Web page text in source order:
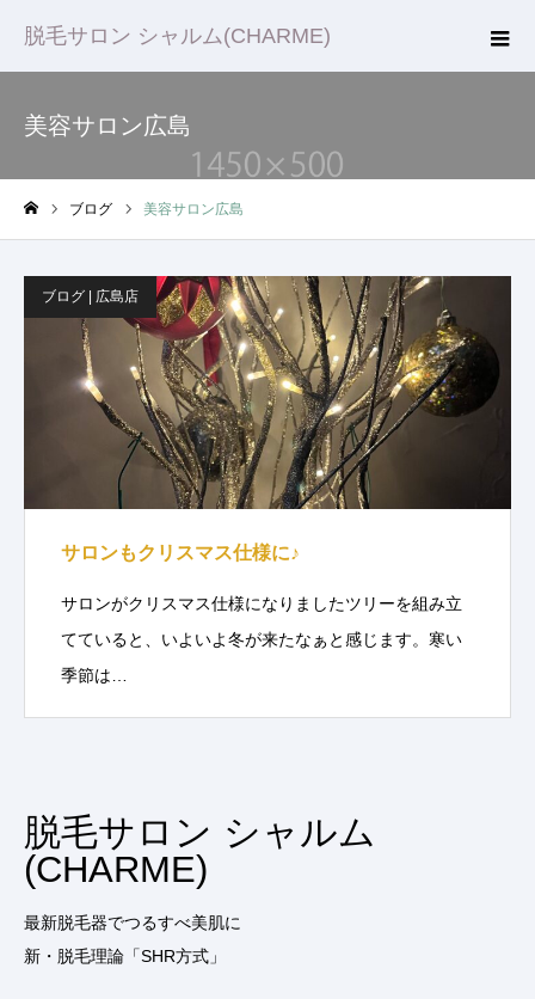
脱毛サロン シャルム(CHARME)
美容サロン広島
ブログ 美容サロン広島
ブログ | 広島店
サロンもクリスマス仕様に♪
サロンがクリスマス仕様になりましたツリーを組み立
てていると、いよいよ冬が来たなぁと感じます。寒い
季節は…
脱毛サロン シャルム
(CHARME)
最新脱毛器でつるすべ美肌に
新・脱毛理論「SHR方式」